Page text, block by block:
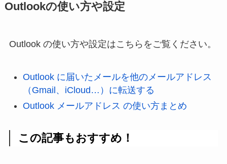
Outlookの使い方や設定
Outlook の使い方や設定はこちらをご覧ください。
Outlook に届いたメールを他のメールアドレス
（Gmail、iCloud…）に転送する
Outlook メールアドレス の使い方まとめ
この記事もおすすめ！